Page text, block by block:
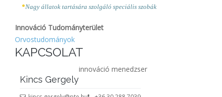
•Nagy állatok tartására szolgáló speciális szobák
Innováció Tudományterület
Orvostudományok
KAPCSOLAT
Kincs Gergely
innováció menedzser